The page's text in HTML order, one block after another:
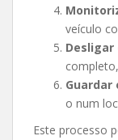
veículo
Desligar
Guardar
o num
Este processo